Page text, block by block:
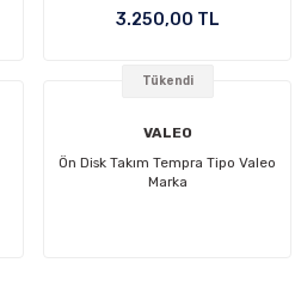
3.250,00 TL
Tükendi
VALEO
Ön Disk Takım Tempra Tipo Valeo
Marka